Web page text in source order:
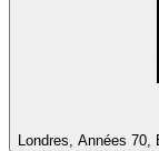
Londres, Années